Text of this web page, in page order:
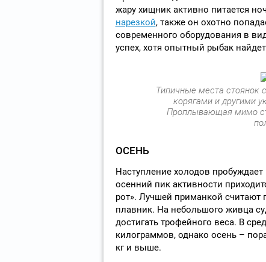
жару хищник активно питается
нарезкой, также он охотно
современного оборудования в
успех, хотя опытный рыбак
Типичные места стоянок
корягами и другими
Проплывающая мимо
ОСЕНЬ
Наступление холодов
осенний пик активности
рот». Лучшей приманкой считают
плавник. На небольшого живца
достигать трофейного веса. В
килограммов, однако осень –
кг и выше.